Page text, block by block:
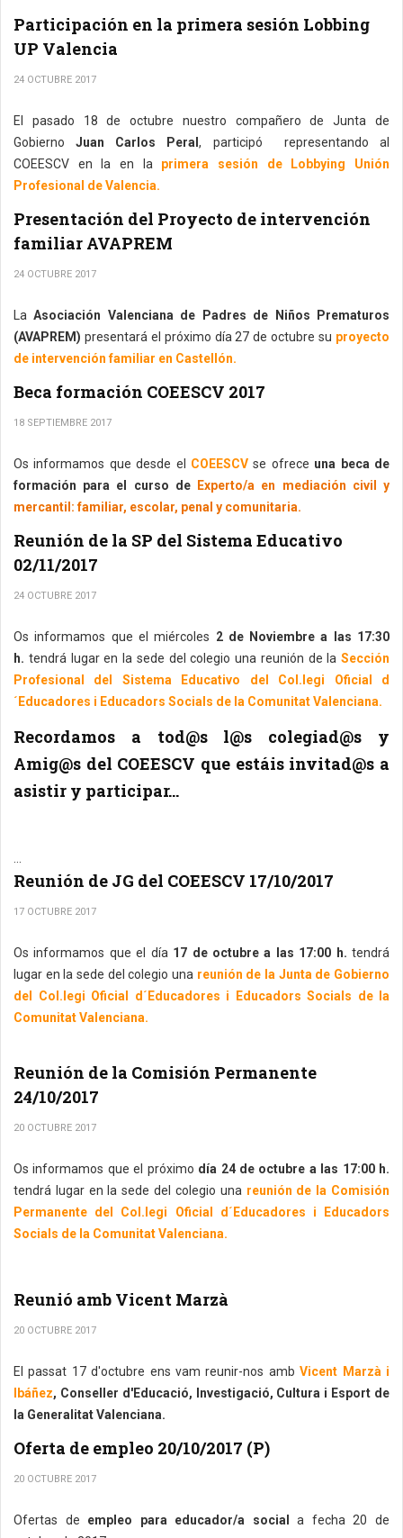
Participación en la primera sesión Lobbing
UP Valencia
24 OCTUBRE 2017
El pasado 18 de octubre nuestro compañero de Junta de
Gobierno Juan Carlos Peral, participó representando al
COEESCV en la en la primera sesión de Lobbying Unión
Profesional de Valencia.
Presentación del Proyecto de intervención
familiar AVAPREM
24 OCTUBRE 2017
LaAsociación Valenciana de Padres de Niños Prematuros
(AVAPREM) presentará el próximo día 27 de octubre su proyecto
de intervención familiar en Castellón.
Beca formación COEESCV 2017
18 SEPTIEMBRE 2017
Os informamos que desde el COEESCV se ofrece una beca de
formación para el curso deExperto/a en mediación civil y
mercantil: familiar, escolar, penal y comunitaria.
Reunión de la SP del Sistema Educativo
02/11/2017
24 OCTUBRE 2017
Os informamos que el miércoles 2 de Noviembre a las 17:30
h. tendrá lugar en la sede del colegio una reunión de la Sección
Profesional del Sistema Educativo del Col.legi Oficial d
´Educadores i Educadors Socials de la Comunitat Valenciana.
Recordamos a tod@s l@s colegiad@s y
Amig@s del COEESCV que estáis invitad@s a
asistir y participar...
Reunión de JG del COEESCV 17/10/2017
17 OCTUBRE 2017
Os informamos que el día 17 de octubre a las 17:00 h. tendrá
lugar en la sede del colegio una reunión de la Junta de Gobierno
del Col.legi Oficial d´Educadores i Educadors Socials de la
Comunitat Valenciana.
Reunión de la Comisión Permanente
24/10/2017
20 OCTUBRE 2017
Os informamos que el próximo día 24 de octubre a las 17:00 h.
tendrá lugar en la sede del colegio una reunión de la Comisión
Permanente del Col.legi Oficial d´Educadores i Educadors
Socials de la Comunitat Valenciana.
Reunió amb Vicent Marzà
20 OCTUBRE 2017
El passat 17 d'octubre ens vam reunir-nos amb Vicent Marzà i
Ibáñez, Conseller d'Educació, Investigació, Cultura i Esport de
la Generalitat Valenciana.
Oferta de empleo 20/10/2017 (P)
20 OCTUBRE 2017
Ofertas de empleo para educador/a social
a fecha 20 de